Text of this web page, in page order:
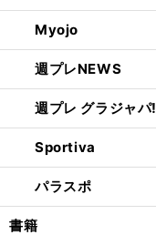
Myojo
週プレNEWS
週プレ グラジャパ!
Sportiva
パラスポ
書籍